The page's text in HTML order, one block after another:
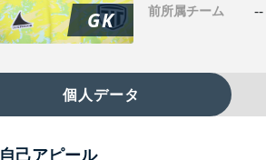
GK 前所属チーム --
個人データ
自己アピール